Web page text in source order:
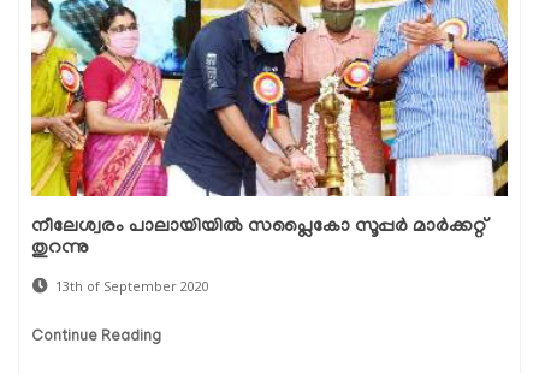
നീലേശ്വരം പാലായിയില്‍ സപ്ലൈകോ സൂപ്പര്‍ മാര്‍ക്കറ്റ്
തുറന്നു
13th of September 2020
Continue Reading